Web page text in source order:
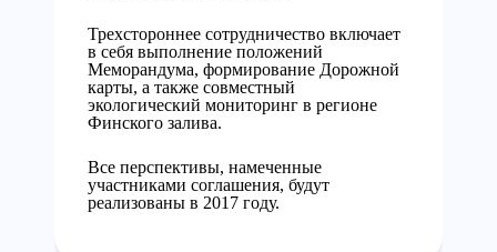
Трехстороннее сотрудничество включает
в себя выполнение положений
Меморандума, формирование Дорожной
карты, а также совместный
экологический мониторинг в регионе
Финского залива.
Все перспективы, намеченные
участниками соглашения, будут
реализованы в 2017 году.